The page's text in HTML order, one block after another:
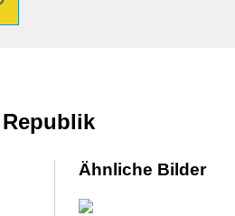
Ähnliche Bilder